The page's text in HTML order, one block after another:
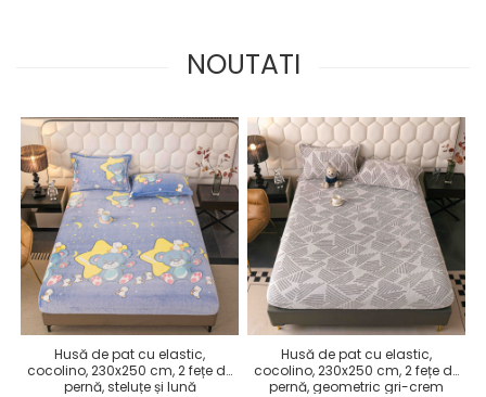
NOUTATI
Husă de pat cu elastic,
cocolino, 230x250 cm, 2 fețe de
pernă, steluțe și lună
Husă de pat cu elastic,
cocolino, 230x250 cm, 2 fețe de
pernă, geometric gri-crem